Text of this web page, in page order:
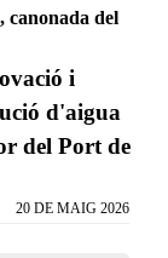
canonada del
i
d'aigua
del Port de
20 DE MAIG 2026